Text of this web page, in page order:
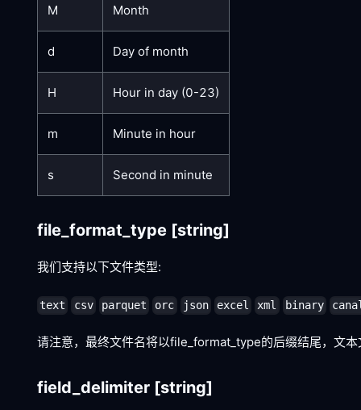
M Month
d Day of month
H Hour in day (0-23)
m Minute in hour
s Second in minute
file_format_type [string]
我们支持以下文件类型:
text csv parquet orc json excel xml binary
请注意，最终文件名将以file_format_type的后缀结尾，文本
field_delimiter [string]